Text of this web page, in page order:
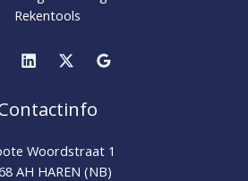
Rekentools
Woordstraat 1
AH HAREN (NB)